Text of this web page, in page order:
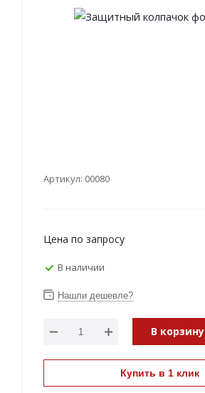
Артикул: 00080
Цена по запросу
В наличии
Нашли дешевле?
В корзину
Купить в 1 клик